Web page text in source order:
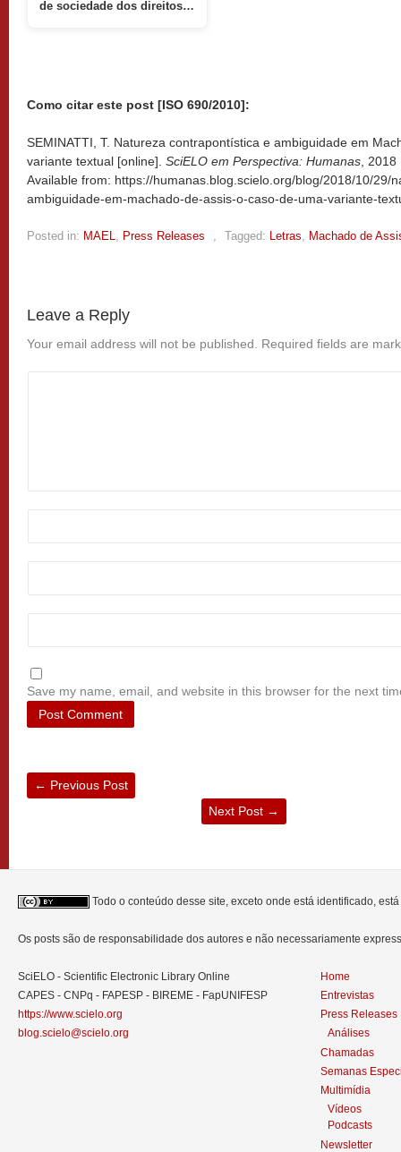
de sociedade dos direitos…
Como citar este post [ISO 690/2010]:
SEMINATTI, T. Natureza contrapontística e ambiguidade em
variante textual [online]. SciELO em Perspectiva: Humanas ,
Available from: https://humanas.blog.scielo.org/blog/2018/10/29/
ambiguidade-em-machado-de-assis-o-caso-de-uma-variante-
Posted in: MAEL Press Releases Tagged: Letras Machado de
Leave a Reply
Your email address will not be published. Required fields are
Save my name, email, and website in this browser for the next
← Previous Post
Next Post →
Todo o conteúdo desse site, exceto onde está identificado,
Os posts são de responsabilidade dos autores e não necessariamente
SciELO - Scientific Electronic Library Online
CAPES - CNPq - FAPESP - BIREME - FapUNIFESP
https://www.scielo.org
blog.scielo@scielo.org
Home
Entrevistas
Press Releases
Análises
Chamadas
Semanas
Multimídia
Vídeos
Podcasts
Newsletter